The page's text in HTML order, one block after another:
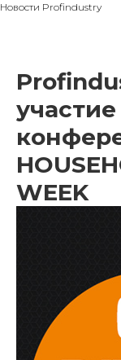
Новости Profindustry
WEEK